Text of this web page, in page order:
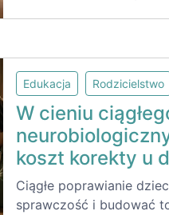
Edukacja Rodzicielstwo
W cieniu
koszt korekty u
Ciągłe poprawianie
sprawczość i budować